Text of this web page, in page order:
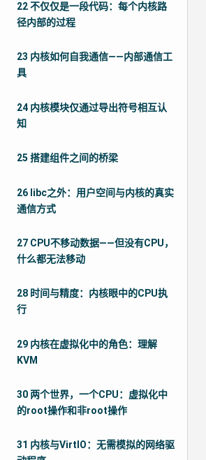
22 不仅仅是一段代码：每个内核路
径内部的过程
23 内核如何自我通信——内部通信工
具
24 内核模块仅通过导出符号相互认
知
25 搭建组件之间的桥梁
26 libc之外：用户空间与内核的真实
通信方式
27 CPU不移动数据——但没有CPU，
什么都无法移动
28 时间与精度：内核眼中的CPU执
行
29 内核在虚拟化中的角色：理解
KVM
30 两个世界，一个CPU：虚拟化中
的root操作和非root操作
31 内核与VirtIO：无需模拟的网络驱